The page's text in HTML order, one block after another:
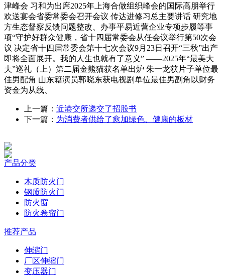
津峰会 习和为出席2025年上海合做组织峰会的国际高朋举行
欢送宴会省委常委会召开会议 传达进修习总主要讲话 研究地
方生态督察反馈问题整改、办事平易近营企业专项步履等事
项“守护好群众健康，省十四届常委会从任会议举行第50次会
议 决定省十四届常委会第十七次会议9月23日召开“三秋”出产
即将全面展开。我的人生也就有了意义” ——2025年“最美大
夫”巡礼（上）第二届金熊猫获名单出炉 朱一龙获片子单位最
佳男配角 山东籍演员郭晓东获电视剧单位最佳男副角以财务
资金为从线、
上一篇： 近港交所递交了招股书
下一篇： 为消费者供给了愈加绿色、健康的板材
产品分类
木质防火门
钢质防火门
防火窗
防火卷帘门
推荐产品
伸缩门
厂区伸缩门
变压器门